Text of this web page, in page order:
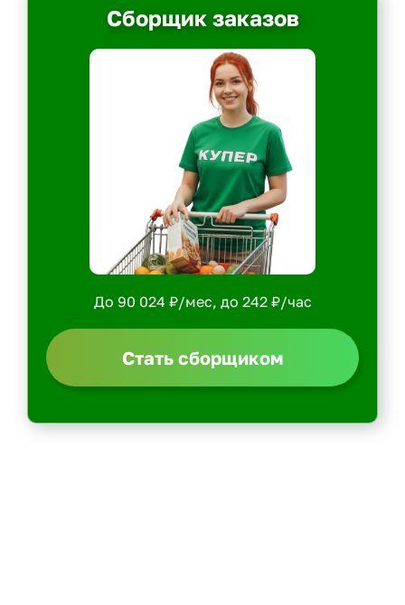
Сборщик заказов
До 90 024 ₽/мес, до 242 ₽/час
Стать сборщиком